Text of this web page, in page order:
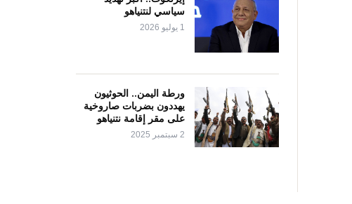
سياسي لنتنياهو
1 يوليو 2026
ورطة اليمن.. الحوثيون
يهددون بضربات صاروخية
على مقر إقامة نتنياهو
2 سبتمبر 2025